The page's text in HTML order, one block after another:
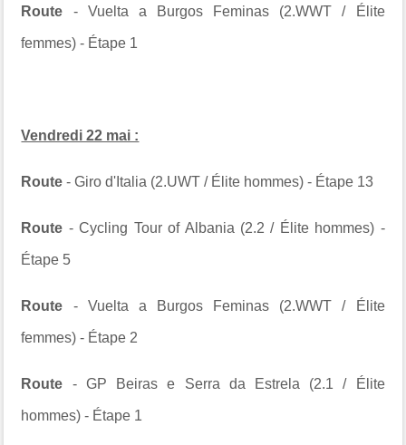
Route - Vuelta a Burgos Feminas (2.WWT / Élite
femmes) - Étape 1
Vendredi 22 mai :
Route- Giro d'Italia (2.UWT / Élite hommes) - Étape 13
Route - Cycling Tour of Albania (2.2 / Élite hommes) -
Étape 5
Route - Vuelta a Burgos Feminas (2.WWT / Élite
femmes) - Étape 2
Route - GP Beiras e Serra da Estrela (2.1 / Élite
hommes) - Étape 1